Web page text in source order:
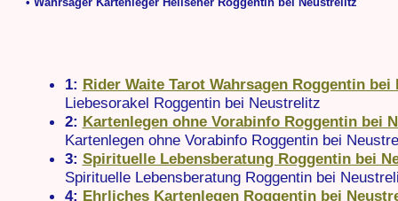
1: Rider Waite Tarot Wahrsagen Roggentin
Liebesorakel Roggentin bei Neustrelitz
2: Kartenlegen ohne Vorabinfo Roggentin bei
Kartenlegen ohne Vorabinfo Roggentin bei
3: Spirituelle Lebensberatung Roggentin bei
Spirituelle Lebensberatung Roggentin bei
4: Ehrliches Kartenlegen Roggentin bei